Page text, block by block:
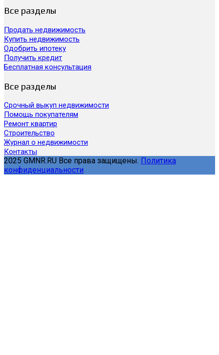
Все разделы
Продать недвижимость
Купить недвижимость
Одобрить ипотеку
Получить кредит
Бесплатная консультация
Все разделы
Срочный выкуп недвижимости
Помощь покупателям
Ремонт квартир
Строительство
Журнал о недвижимости
Контакты
2025 GMNR.RU Все права защищены. Политика
конфиденциальности